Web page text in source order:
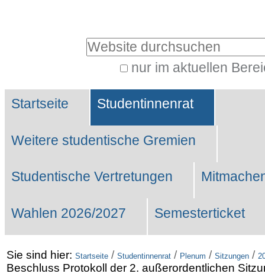
Website durchsuchen
nur im aktuellen
Suche…
Sektionen
Startseite Studentinnenrat
Weitere studentische Gremien
Studentische Vertretungen
Wahlen 2026/2027 Semesterticket
Sie sind hier: Startseite / Studentinnenrat / Plenum / Sitzungen /
Beschluss Protokoll der 2. außerordentlichen